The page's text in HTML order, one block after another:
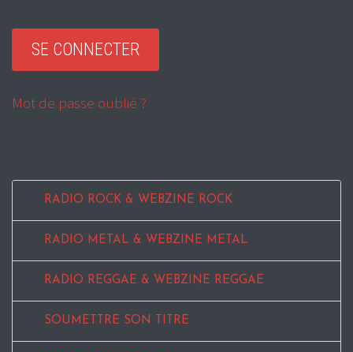
Mot de passe oublié ?
RADIO ROCK & WEBZINE ROCK
RADIO METAL & WEBZINE METAL
RADIO REGGAE & WEBZINE REGGAE
SOUMETTRE SON TITRE